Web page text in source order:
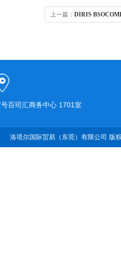
上一篇： DIRIS
百司汇商务中心 1701室
洛塔尔国际贸易（东莞）有限公司 版